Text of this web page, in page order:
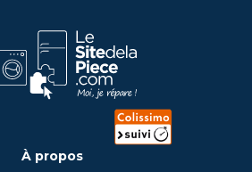
À propos